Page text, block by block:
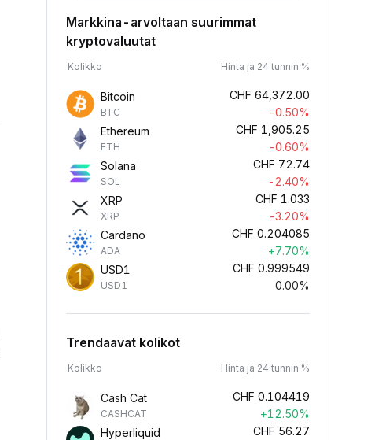
Markkina-arvoltaan suurimmat
kryptovaluutat
Kolikko Hinta ja 24 tunnin %
Bitcoin
BTC
CHF 64,372.00
-0.50%
Ethereum
ETH
CHF 1,905.25
-0.60%
Solana
SOL
CHF 72.74
-2.40%
XRP
XRP
CHF 1.033
-3.20%
Cardano
ADA
CHF 0.204085
+7.70%
USD1
USD1
CHF 0.999549
0.00%
Trendaavat kolikot
Kolikko Hinta ja 24 tunnin %
Cash Cat
CASHCAT
CHF 0.104419
+12.50%
Hyperliquid
CHF 56.27